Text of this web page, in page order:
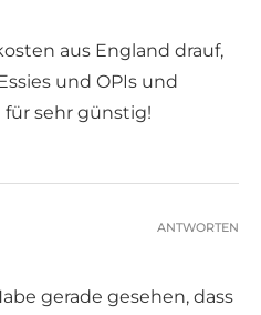
aus England drauf,
und OPIs und
sehr günstig!
gerade gesehen, dass
ANTWORTEN